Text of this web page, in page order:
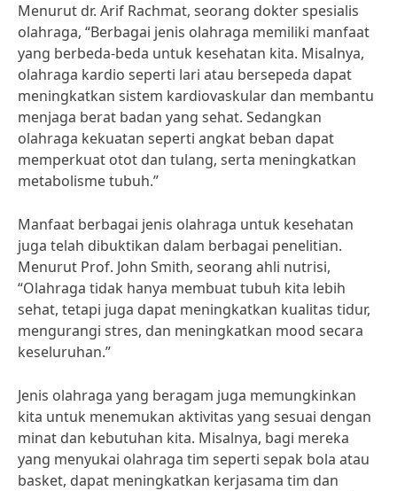
Menurut dr. Arif Rachmat, seorang dokter spesialis
olahraga, “Berbagai jenis olahraga memiliki manfaat
yang berbeda-beda untuk kesehatan kita. Misalnya,
olahraga kardio seperti lari atau bersepeda dapat
meningkatkan sistem kardiovaskular dan membantu
menjaga berat badan yang sehat. Sedangkan
olahraga kekuatan seperti angkat beban dapat
memperkuat otot dan tulang, serta meningkatkan
metabolisme tubuh.”
Manfaat berbagai jenis olahraga untuk kesehatan
juga telah dibuktikan dalam berbagai penelitian.
Menurut Prof. John Smith, seorang ahli nutrisi,
“Olahraga tidak hanya membuat tubuh kita lebih
sehat, tetapi juga dapat meningkatkan kualitas tidur,
mengurangi stres, dan meningkatkan mood secara
keseluruhan.”
Jenis olahraga yang beragam juga memungkinkan
kita untuk menemukan aktivitas yang sesuai dengan
minat dan kebutuhan kita. Misalnya, bagi mereka
yang menyukai olahraga tim seperti sepak bola atau
basket, dapat meningkatkan kerjasama tim dan